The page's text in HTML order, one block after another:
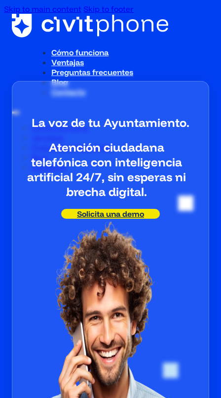
Skip to main content Skip to footer
Cómo funciona
Ventajas
Preguntas frecuentes
Blog
Contacto
Cómo funciona
Preguntas frecuentes
Blog
Contacto
La voz de tu Ayuntamiento.
Atención ciudadana
telefónica con inteligencia
artificial 24/7, sin esperas ni
brecha digital.
Solicita una demo